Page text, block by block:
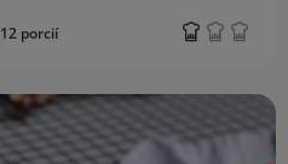
12 porcií